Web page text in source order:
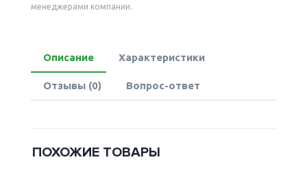
менеджерами компании.
Описание Характеристики
Отзывы (0) Вопрос-ответ
ПОХОЖИЕ ТОВАРЫ